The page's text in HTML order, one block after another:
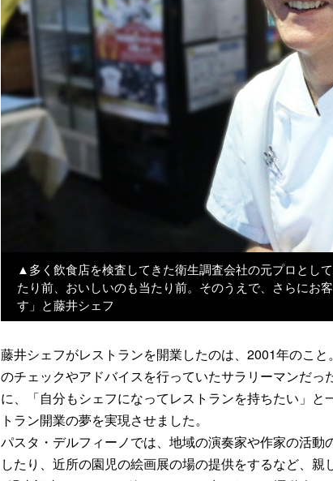
▲多く飲食店を検査してきた衛生調査会社の元プロとし
たり前、おいしいのも当たり前。そのうえで、さらにお
す」と藤井シェフ
藤井シェフがレストランを開業したのは、2001年のこ
のチェックやアドバイスを行っていたサラリーマンだ
に、「自分もシェフになってレストランを持ちたい」
トラン開業の夢を実現させました。
パスタ・デルフィーノでは、地域の演奏家や作家の活
したり、近所の園児の絵画展の場の提供をするなど、親